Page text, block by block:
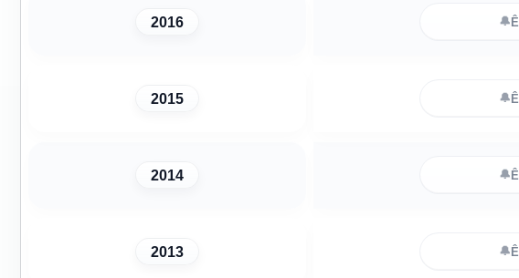
2016 🔔
2015 🔔
2014 🔔
2013 🔔